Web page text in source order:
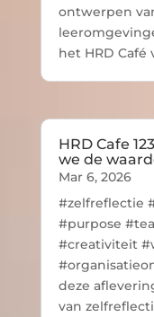
ontwerpen
het HRD Café
HRD Cafe
we de
Mar 6, 2026
#zelfreflectie
#purpose
#creativiteit
deze
van